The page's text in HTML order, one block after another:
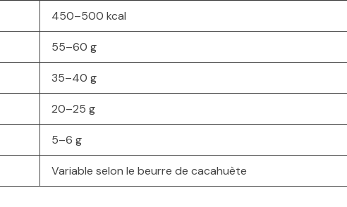
450–500 kcal
55–60 g
35–40 g
20–25 g
5–6 g
Variable selon le beurre de cacahuète